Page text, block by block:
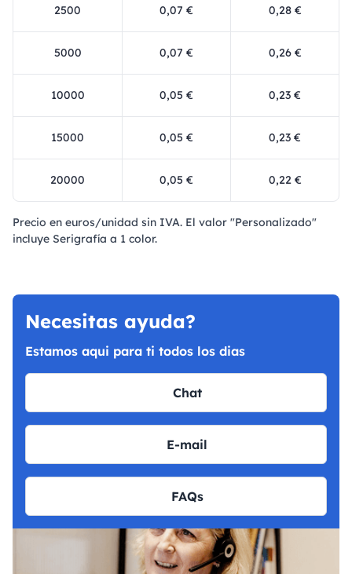
2500 0,07 € 0,28 €
5000 0,07 € 0,26 €
10000 0,05 € 0,23 €
15000 0,05 € 0,23 €
20000 0,05 € 0,22 €
Precio en euros/unidad sin IVA. El valor "Personalizado"
incluye Serigrafía a 1 color.
Necesitas ayuda?
Estamos aqui para ti todos los dias
Chat
E-mail
FAQs